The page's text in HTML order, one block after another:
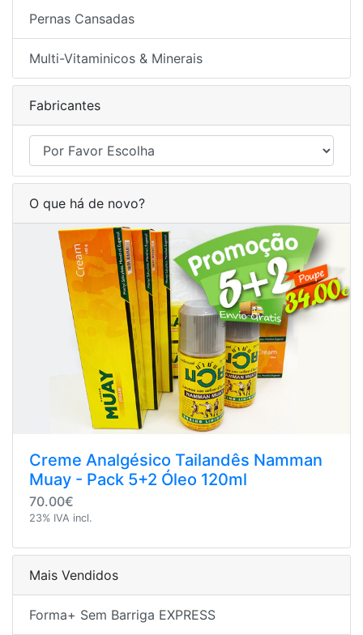
Pernas Cansadas
Multi-Vitaminicos & Minerais
Fabricantes
O que há de novo?
Creme Analgésico Tailandês Namman
Muay - Pack 5+2 Óleo 120ml
70.00€
23% IVA incl.
Mais Vendidos
Forma+ Sem Barriga EXPRESS